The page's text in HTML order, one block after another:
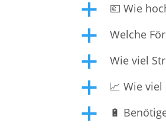
a 💶 Wie
a Welche
a Wie viel
a 📈 Wie
a 🔋